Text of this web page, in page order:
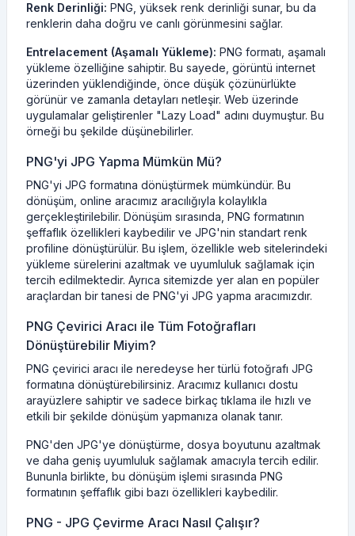
Renk Derinliği: PNG, yüksek renk derinliği sunar, bu da
renklerin daha doğru ve canlı görünmesini sağlar.
Entrelacement (Aşamalı Yükleme): PNG formatı, aşamalı
yükleme özelliğine sahiptir. Bu sayede, görüntü internet
üzerinden yüklendiğinde, önce düşük çözünürlükte
görünür ve zamanla detayları netleşir. Web üzerinde
uygulamalar geliştirenler "Lazy Load" adını duymuştur. Bu
örneği bu şekilde düşünebilirler.
PNG'yi JPG Yapma Mümkün Mü?
PNG'yi JPG formatına dönüştürmek mümkündür. Bu
dönüşüm, online aracımız aracılığıyla kolaylıkla
gerçekleştirilebilir. Dönüşüm sırasında, PNG formatının
şeffaflık özellikleri kaybedilir ve JPG'nin standart renk
profiline dönüştürülür. Bu işlem, özellikle web sitelerindeki
yükleme sürelerini azaltmak ve uyumluluk sağlamak için
tercih edilmektedir. Ayrıca sitemizde yer alan en popüler
araçlardan bir tanesi de PNG'yi JPG yapma aracımızdır.
PNG Çevirici Aracı ile Tüm Fotoğrafları
Dönüştürebilir Miyim?
PNG çevirici aracı ile neredeyse her türlü fotoğrafı JPG
formatına dönüştürebilirsiniz. Aracımız kullanıcı dostu
arayüzlere sahiptir ve sadece birkaç tıklama ile hızlı ve
etkili bir şekilde dönüşüm yapmanıza olanak tanır.
PNG'den JPG'ye dönüştürme, dosya boyutunu azaltmak
ve daha geniş uyumluluk sağlamak amacıyla tercih edilir.
Bununla birlikte, bu dönüşüm işlemi sırasında PNG
formatının şeffaflık gibi bazı özellikleri kaybedilir.
PNG - JPG Çevirme Aracı Nasıl Çalışır?